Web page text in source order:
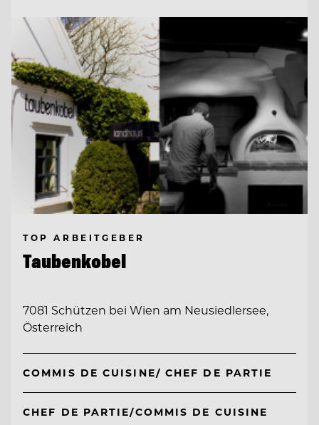
TOP ARBEITGEBER
Taubenkobel
7081 Schützen bei Wien am Neusiedlersee,
Österreich
COMMIS DE CUISINE/ CHEF DE PARTIE
CHEF DE PARTIE/COMMIS DE CUISINE